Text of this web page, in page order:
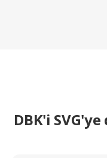
DBK'i